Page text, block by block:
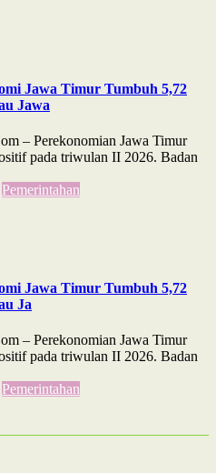
Jawa Timur Tumbuh 5,72
Jawa
– Perekonomian Jawa Timur
pada triwulan II 2026. Badan
Pemerintahan
Jawa Timur Tumbuh 5,72
Ja
– Perekonomian Jawa Timur
pada triwulan II 2026. Badan
Pemerintahan